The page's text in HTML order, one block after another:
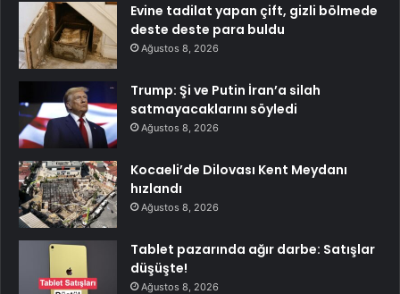
Evine tadilat yapan çift, gizli bölmede
deste deste para buldu
Ağustos 8, 2026
Trump: Şi ve Putin İran’a silah
satmayacaklarını söyledi
Ağustos 8, 2026
Kocaeli’de Dilovası Kent Meydanı
hızlandı
Ağustos 8, 2026
Tablet pazarında ağır darbe: Satışlar
düşüşte!
Ağustos 8, 2026